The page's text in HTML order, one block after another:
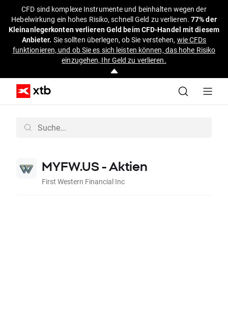
CFD sind komplexe Instrumente und beinhalten wegen der
Hebelwirkung ein hohes Risiko, schnell Geld zu verlieren.77% der
Kleinanlegerkonten verlieren Geld beim CFD-Handel mit diesem
Anbieter. Sie sollten überlegen, ob Sie verstehen, wie CFDs
funktionieren, und ob Sie es sich leisten können, das hohe Risiko
einzugehen, Ihr Geld zu verlieren.
MYFW.US - Aktien
First Western Financial Inc